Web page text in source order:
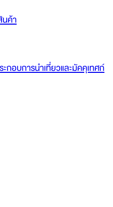
ค้า
อบการนำเที่ยวและมัคคุเทศก์